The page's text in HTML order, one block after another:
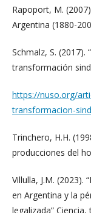
Rapoport, M.
Argentina (1880-
Schmalz, S. (2017).
transformación
https://nuso.org/
transformacion-
Trinchero, H.H.
producciones del
Villulla, J.M. (2023).
en Argentina y la
legalizada”